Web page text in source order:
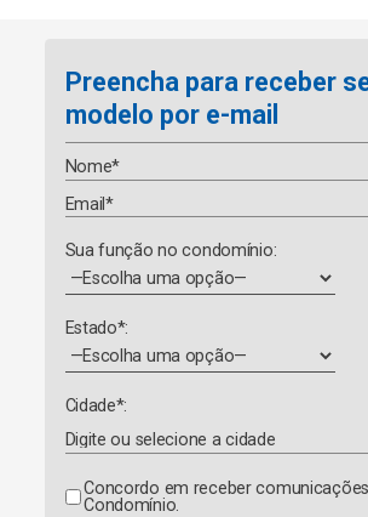
Preencha para receber
modelo por e-mail
Sua função no condomínio:
Estado*:
Cidade*:
Concordo em receber
Condomínio.